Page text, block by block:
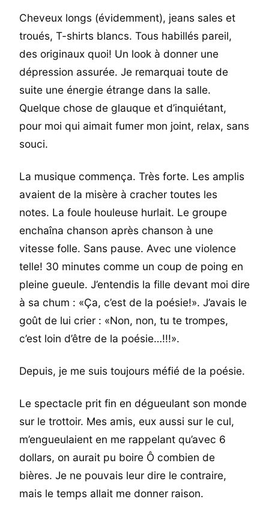
Cheveux longs (évidemment), jeans sales et
troués, T-shirts blancs. Tous habillés pareil,
des originaux quoi! Un look à donner une
dépression assurée. Je remarquai toute de
suite une énergie étrange dans la salle.
Quelque chose de glauque et d’inquiétant,
pour moi qui aimait fumer mon joint, relax, sans
souci.
La musique commença. Très forte. Les amplis
avaient de la misère à cracher toutes les
notes. La foule houleuse hurlait. Le groupe
enchaîna chanson après chanson à une
vitesse folle. Sans pause. Avec une violence
telle! 30 minutes comme un coup de poing en
pleine gueule. J’entendis la fille devant moi dire
à sa chum : «Ça, c’est de la poésie!». J’avais le
goût de lui crier : «Non, non, tu te trompes,
c’est loin d’être de la poésie…!!!».
Depuis, je me suis toujours méfié de la poésie.
Le spectacle prit fin en dégueulant son monde
sur le trottoir. Mes amis, eux aussi sur le cul,
m’engueulaient en me rappelant qu’avec 6
dollars, on aurait pu boire Ô combien de
bières. Je ne pouvais leur dire le contraire,
mais le temps allait me donner raison.